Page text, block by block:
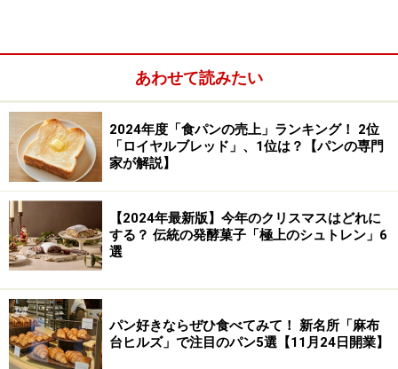
全粒粉カンパーニュとブール
「全粒粉カンパーニュ」は小麦粉の豊かな香味を感じる
パン。酸味はありません。「ブール」は白くてもっち
あわせて読みたい
2024年度「食パンの売上」ランキング！ 2位
「ロイヤルブレッド」、1位は？【パンの専門
家が解説】
【2024年最新版】今年のクリスマスはどれに
する？ 伝統の発酵菓子「極上のシュトレン」6
選
パン好きならぜひ食べてみて！ 新名所「麻布
台ヒルズ」で注目のパン5選【11月24日開業】